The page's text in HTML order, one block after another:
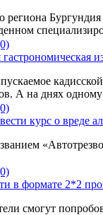
региона
гастрономическая
А на днях
курс о вреде
в формате 2*2
смогут